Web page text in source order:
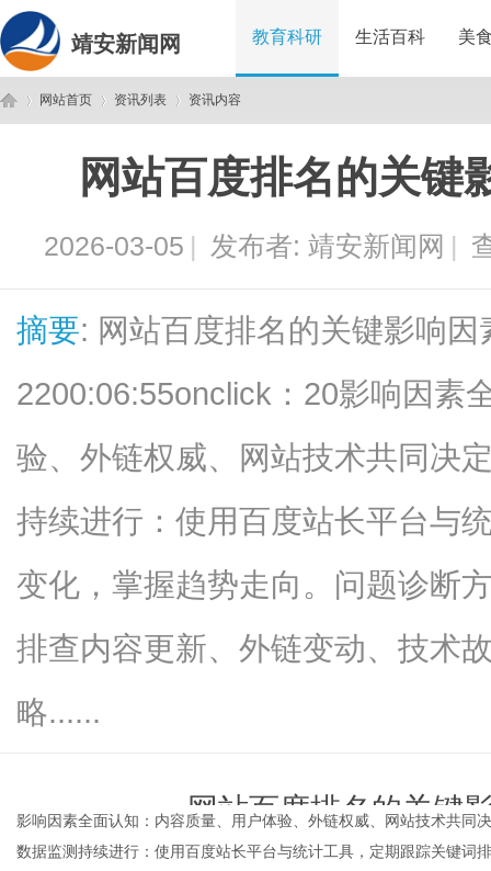
靖安新闻网 教育科研 生活百科 美
网站首页 资讯列表 资讯内容
网站百度排名的关键
2026-03-05 | 发布者: 靖安新闻网 |
摘要: 网站百度排名的关键影响
2200:06:55onclick：20影响因素
验、外链权威、网站技术共同决
持续进行：使用百度站长平台与
变化，掌握趋势走向。问题诊断
排查内容更新、外链变动、技术
略......
网站百度排名的关键
time： 2026-02-22
影响因素全面认知：内容质量、用户体验、外链权威、网站技术共同
数据监测持续进行：使用百度站长平台与统计工具，定期跟踪关键词